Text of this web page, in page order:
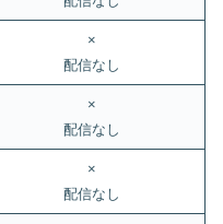
×
配信なし
×
配信なし
×
配信なし